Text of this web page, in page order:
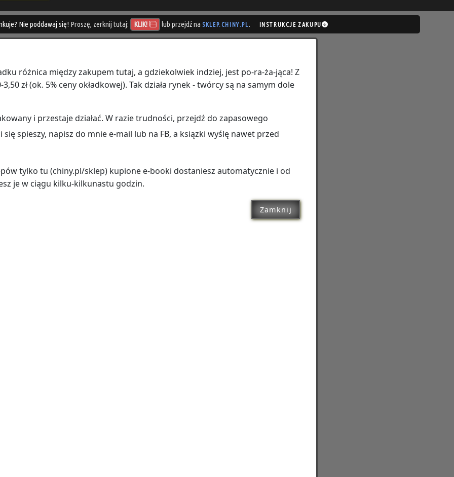
Nie poddawaj się! Proszę, zerknij tutaj: KLIK! lub przejdź na SKLEP.CHINY.PL . INSTRUKCJE ZAKUPU
różnica między zakupem tutaj, a gdziekolwiek indziej, jest po‑ra‑ża‑jąca! Z
zł (ok. 5% ceny okładkowej). Tak działa rynek - twórcy są na samym dole
i przestaje działać. W razie trudności, przejdź do zapasowego
się spieszy, napisz do mnie e‑mail lub na FB, a ksiązki wyślę nawet przed
tylko tu (chiny.pl/sklep) kupione e-booki dostaniesz automatycznie i od
je w ciągu kilku-kilkunastu godzin.
Zamknij